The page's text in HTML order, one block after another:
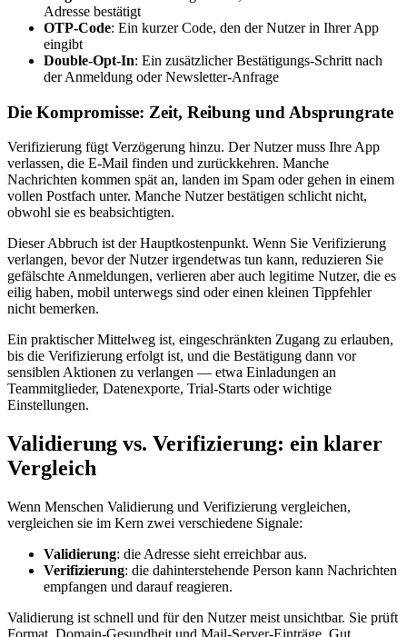
Adresse bestätigt
OTP‑Code: Ein kurzer Code, den der Nutzer in Ihrer App
eingibt
Double‑Opt‑In: Ein zusätzlicher Bestätigungs‑Schritt nach
der Anmeldung oder Newsletter‑Anfrage
Die Kompromisse: Zeit, Reibung und Absprungrate
Verifizierung fügt Verzögerung hinzu. Der Nutzer muss Ihre App
verlassen, die E‑Mail finden und zurückkehren. Manche
Nachrichten kommen spät an, landen im Spam oder gehen in einem
vollen Postfach unter. Manche Nutzer bestätigen schlicht nicht,
obwohl sie es beabsichtigten.
Dieser Abbruch ist der Hauptkostenpunkt. Wenn Sie Verifizierung
verlangen, bevor der Nutzer irgendetwas tun kann, reduzieren Sie
gefälschte Anmeldungen, verlieren aber auch legitime Nutzer, die es
eilig haben, mobil unterwegs sind oder einen kleinen Tippfehler
nicht bemerken.
Ein praktischer Mittelweg ist, eingeschränkten Zugang zu erlauben,
bis die Verifizierung erfolgt ist, und die Bestätigung dann vor
sensiblen Aktionen zu verlangen — etwa Einladungen an
Teammitglieder, Datenexporte, Trial‑Starts oder wichtige
Einstellungen.
Validierung vs. Verifizierung: ein klarer
Vergleich
Wenn Menschen Validierung und Verifizierung vergleichen,
vergleichen sie im Kern zwei verschiedene Signale:
Validierung: die Adresse sieht erreichbar aus.
Verifizierung: die dahinterstehende Person kann Nachrichten
empfangen und darauf reagieren.
Validierung ist schnell und für den Nutzer meist unsichtbar. Sie prüft
Format, Domain‑Gesundheit und Mail‑Server‑Einträge. Gut